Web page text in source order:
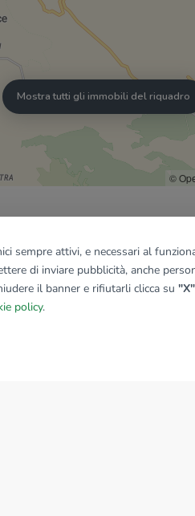
©
Mostra tutti gli immobili del riquadro
sempre attivi, e necessari al
di inviare pubblicità, anche
il banner e rifiutarli clicca su "X"
policy.